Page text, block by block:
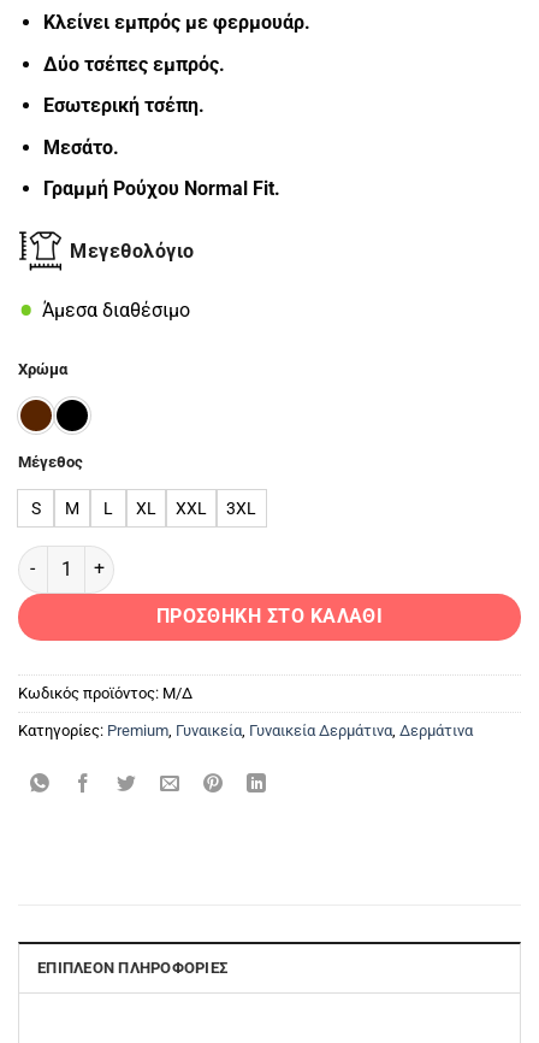
Κλείνει εμπρός με φερμουάρ.
Δύο τσέπες εμπρός.
Εσωτερική τσέπη.
Μεσάτο.
Γραμμή Ρούχου Normal Fit.
Μεγεθολόγιο
Άμεσα διαθέσιμο
Χρώμα
Μέγεθος
S M L XL XXL 3XL
CORELLA 2 Δερμάτινο Γυναικείο Σακάκι ποσότητα
ΠΡΟΣΘΉΚΗ ΣΤΟ ΚΑΛΆΘΙ
Κωδικός προϊόντος: Μ/Δ
Κατηγορίες: Premium, Γυναικεία, Γυναικεία Δερμάτινα, Δερμάτινα
ΕΠΙΠΛΈΟΝ ΠΛΗΡΟΦΟΡΊΕΣ